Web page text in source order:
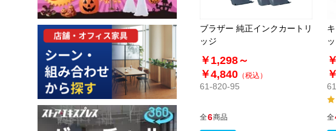
ブラザー 純正インクカートリ
ッジ
￥1,298～
￥4,840 （税込）
61-820-95
全6商品 全